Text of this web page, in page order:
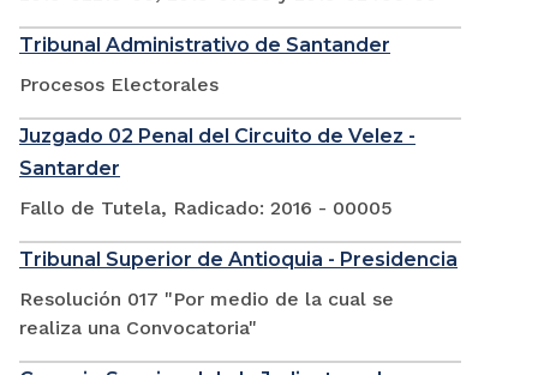
Tribunal Administrativo de Santander
Procesos Electorales
Juzgado 02 Penal del Circuito de Velez -
Santarder
Fallo de Tutela, Radicado: 2016 - 00005
Tribunal Superior de Antioquia - Presidencia
Resolución 017 "Por medio de la cual se
realiza una Convocatoria"